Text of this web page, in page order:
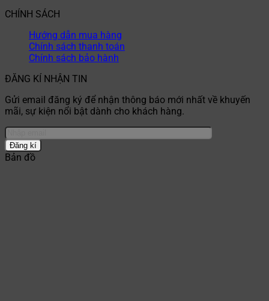
CHÍNH SÁCH
Hướng dẫn mua hàng
Chính sách thanh toán
Chính sách bảo hành
ĐĂNG KÍ NHẬN TIN
Gửi email đăng ký để nhận thông báo mới nhất về khuyến
mãi, sự kiện nổi bật dành cho khách hàng.
Bản đồ